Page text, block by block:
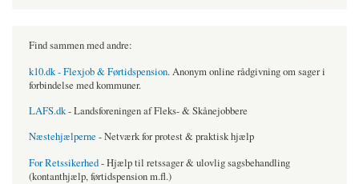
Find sammen med andre:
k10.dk - Flexjob & Førtidspension. Anonym online rådgivning om sager i
forbindelse med kommuner.
LAFS.dk- Landsforeningen af Fleks- & Skånejobbere
Næstehjælperne - Netværk for protest & praktisk hjælp
For Retssikerhed- Hjælp til retssager & ulovlig sagsbehandling
(kontanthjælp, førtidspension m.fl.)